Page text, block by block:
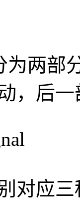
为两部
，后
对应